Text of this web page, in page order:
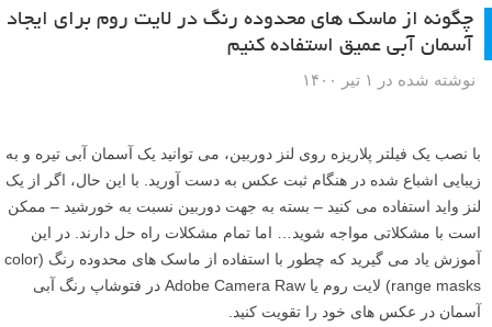
چگونه از ماسک های محدوده رنگ در لایت روم برای ایجاد
آسمان آبی عمیق استفاده کنیم
نوشته شده در ۱ تیر ۱۴۰۰